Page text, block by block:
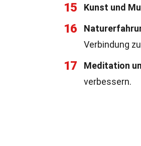
15 Kunst und
16
Verbindung
17 Meditation
verbessern.